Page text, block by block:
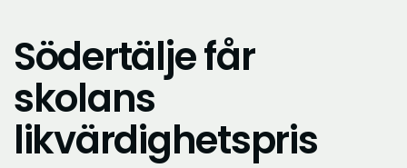
Södertälje får
skolans
likvärdighetspris